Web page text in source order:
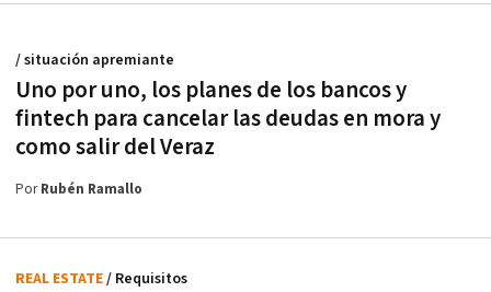
Uno por uno, los planes de los bancos y
fintech para cancelar las deudas en mora y
como salir del Veraz
/ situación apremiante
PorRubén Ramallo
REAL ESTATE/ Requisitos